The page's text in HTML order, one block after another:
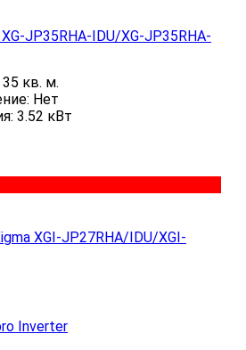
JP35RHA-IDU/XG-JP35RHA-
35 кв. м.
Нет
3.52 кВт